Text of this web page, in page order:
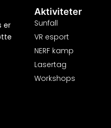
er
Aktiviteter
Sunfall
VR esport
NERF kamp
Lasertag
Workshops